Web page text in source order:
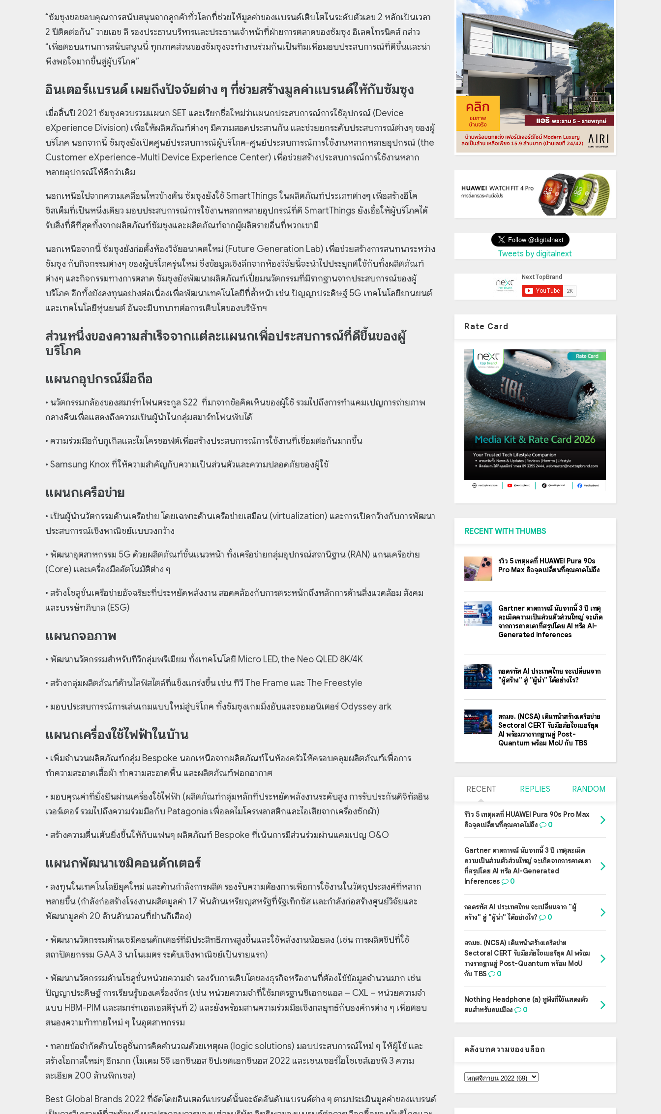
“ซัมซุงขอขอบคุณการสนับสนุนจากลูกค้าทั่วโลกที่ช่วยให้มูลค่าของแบรนด์เติบโตในระดับตัวเลข 2 หลักเป็นเวลา
2 ปีติดต่อกัน” วายเอช ลี รองประธานบริหารและประธานเจ้าหน้าที่ฝ่ายการตลาดของซัมซุง อิเลคโทรนิคส์ กล่าว
“เพื่อตอบแทนการสนับสนุนนี้ ทุกภาคส่วนของซัมซุงจะทำงานร่วมกันเป็นทีมเพื่อมอบประสบการณ์ที่ดีขึ้นและน่า
พึงพอใจมากขึ้นสู่ผู้บริโภค”
อินเตอร์แบรนด์ เผยถึงปัจจัยต่าง ๆ ที่ช่วยสร้างมูลค่าแบรนด์ให้กับซัมซุง
เมื่อสิ้นปี 2021 ซัมซุงควบรวมแผนก SET และเรียกชื่อใหม่ว่าแผนกประสบการณ์การใช้อุปกรณ์ (Device
eXperience Division) เพื่อให้ผลิตภัณฑ์ต่างๆ มีความสอดประสานกัน และช่วยยกระดับประสบการณ์ต่างๆ ของผู้
บริโภค นอกจากนี้ ซัมซุงยังเปิดศูนย์ประสบการณ์ผู้บริโภค-ศูนย์ประสบการณ์การใช้งานหลากหลายอุปกรณ์ (the
Customer eXperience-Multi Device Experience Center) เพื่อช่วยสร้างประสบการณ์การใช้งานหลาก
หลายอุปกรณ์ให้ดีกว่าเดิม
นอกเหนือไปจากความเคลื่อนไหวข้างต้น ซัมซุงยังใช้ SmartThings ในผลิตภัณฑ์ประเภทต่างๆ เพื่อสร้างอีโค
ซิสเต็มที่เป็นหนึ่งเดียว มอบประสบการณ์การใช้งานหลากหลายอุปกรณ์ที่ดี SmartThings ยังเอื้อให้ผู้บริโภคได้
รับสิ่งที่ดีที่สุดทั้งจากผลิตภัณฑ์ซัมซุงและผลิตภัณฑ์จากผู้ผลิตรายอื่นที่พวกเขามี
นอกเหนือจากนี้ ซัมซุงยังก่อตั้งห้องวิจัยอนาคตใหม่ (Future Generation Lab) เพื่อช่วยสร้างการสนทนาระหว่าง
ซัมซุง กับกิจกรรมต่างๆ ของผู้บริโภครุ่นใหม่ ซึ่งข้อมูลเชิงลึกจากห้องวิจัยนี้จะนำไปประยุกต์ใช้กับทั้งผลิตภัณฑ์
ต่างๆ และกิจกรรมทางการตลาด ซัมซุงยังพัฒนาผลิตภัณฑ์เปี่ยมนวัตกรรมที่มีรากฐานจากประสบการณ์ของผู้
บริโภค อีกทั้งยังลงทุนอย่างต่อเนื่องเพื่อพัฒนาเทคโนโลยีที่ล้ำหน้า เช่น ปัญญาประดิษฐ์ 5G เทคโนโลยียานยนต์
และเทคโนโลยีหุ่นยนต์ อันจะมีบทบาทต่อการเติบโตของบริษัทฯ
ส่วนหนึ่งของความสำเร็จจากแต่ละแผนกเพื่อประสบการณ์ที่ดีขึ้นของผู้
บริโภค
แผนกอุปกรณ์มือถือ
• นวัตกรรมกล้องของสมาร์ทโฟนตระกูล S22 ที่มาจากข้อคิดเห็นของผู้ใช้ รวมไปถึงการทำแคมเปญการถ่ายภาพ
กลางคืนเพื่อแสดงถึงความเป็นผู้นำในกลุ่มสมาร์ทโฟนพับได้
• ความร่วมมือกับกูเกิลและไมโครซอฟต์เพื่อสร้างประสบการณ์การใช้งานที่เชื่อมต่อกันมากขึ้น
• Samsung Knox ที่ให้ความสำคัญกับความเป็นส่วนตัวและความปลอดภัยของผู้ใช้
แผนกเครือข่าย
• เป็นผู้นำนวัตกรรมด้านเครือข่าย โดยเฉพาะด้านเครือข่ายเสมือน (virtualization) และการเปิดกว้างกับการพัฒนา
ประสบการณ์เชิงพาณิชย์แบบวงกว้าง
• พัฒนาอุตสาหกรรม 5G ด้วยผลิตภัณฑ์ชั้นแนวหน้า ทั้งเครือข่ายกลุ่มอุปกรณ์สถานีฐาน (RAN) แกนเครือข่าย
(Core) และเครื่องมืออัตโนมัติต่าง ๆ
• สร้างโซลูชั่นเครือข่ายอัจฉริยะที่ประหยัดพลังงาน สอดคล้องกับการตระหนักถึงหลักการด้านสิ่งแวดล้อม สังคม
และบรรษัทภิบาล (ESG)
แผนกจอภาพ
• พัฒนานวัตกรรมสำหรับทีวีกลุ่มพรีเมียม ทั้งเทคโนโลยี Micro LED, the Neo QLED 8K/4K
• สร้างกลุ่มผลิตภัณฑ์ด้านไลฟ์สไตล์ที่แข็งแกร่งขึ้น เช่น ทีวี The Frame และ The Freestyle
• มอบประสบการณ์การเล่นเกมแบบใหม่สู่บริโภค ทั้งซัมซุงเกมมิ่งฮับและจอมอนิเตอร์ Odyssey ark
แผนกเครื่องใช้ไฟฟ้าในบ้าน
• เพิ่มจำนวนผลิตภัณฑ์กลุ่ม Bespoke นอกเหนือจากผลิตภัณฑ์ในห้องครัวให้ครอบคลุมผลิตภัณฑ์เพื่อการ
ทำความสะอาดเสื้อผ้า ทำความสะอาดพื้น และผลิตภัณฑ์ฟอกอากาศ
• มอบคุณค่าที่ยั่งยืนผ่านเครื่องใช้ไฟฟ้า (ผลิตภัณฑ์กลุ่มหลักที่ประหยัดพลังงานระดับสูง การรับประกันดิจิทัลอิน
เวอร์เตอร์ รวมไปถึงความร่วมมือกับ Patagonia เพื่อลดไมโครพลาสติกและไอเสียจากเครื่องซักผ้า)
• สร้างความตื่นเต้นยิ่งขึ้นให้กับแฟนๆ ผลิตภัณฑ์ Bespoke ที่เน้นการมีส่วนร่วมผ่านแคมเปญ O&O
แผนกพัฒนาเซมิคอนดักเตอร์
• ลงทุนในเทคโนโลยียุคใหม่ และด้านกำลังการผลิต รองรับความต้องการเพื่อการใช้งานในวัตถุประสงค์ที่หลาก
หลายขึ้น (กำลังก่อสร้างโรงงานผลิตมูลค่า 17 พันล้านเหรียญสหรัฐที่รัฐเท็กซัส และกำลังก่อสร้างศูนย์วิจัยและ
พัฒนามูลค่า 20 ล้านล้านวอนที่ย่านกีเฮือง)
• พัฒนานวัตกรรมด้านเซมิคอนดักเตอร์ที่มีประสิทธิภาพสูงขึ้นและใช้พลังงานน้อยลง (เช่น การผลิตชิปที่ใช้
สถาปัตยกรรม GAA 3 นาโนเมตร ระดับเชิงพาณิชย์เป็นรายแรก)
• พัฒนานวัตกรรมด้านโซลูชั่นหน่วยความจำ รองรับการเติบโตของธุรกิจหรืองานที่ต้องใช้ข้อมูลจำนวนมาก เช่น
ปัญญาประดิษฐ์ การเรียนรู้ของเครื่องจักร (เช่น หน่วยความจำที่ใช้มาตรฐานซีเอกซแอล – CXL – หน่วยความจำ
แบบ HBM-PIM และสมาร์ทเอสเอสดีรุ่นที่ 2) และยังพร้อมสานความร่วมมือเชิงกลยุทธ์กับองค์กรต่าง ๆ เพี่อตอบ
สนองความท้าทายใหม่ ๆ ในอุตสาหกรรม
• ทลายข้อจำกัดด้านโซลูชั่นการคิดคำนวณด้วยเหตุผล (logic solutions) มอบประสบการณ์ใหม่ ๆ ให้ผู้ใช้ และ
สร้างโอกาสใหม่ๆ อีกมาก (โมเดม 5จี เอกซีนอส ชิปเซตเอกซีนอส 2022 และเซนเซอร์ไอโซเซล์เอชพี 3 ความ
ละเอียด 200 ล้านพิกเซล)
Best Global Brands 2022 ที่จัดโดยอินเตอร์แบรนด์นั้นจะจัดอันดับแบรนด์ต่าง ๆ ตามประเมินมูลค่าของแบรนด์
Tweets by digitalnext
Rate Card
RECENT WITH THUMBS
รีวิว 5 เหตุผลที่ HUAWEI Pura 90s
Pro Max คือจุดเปลี่ยนที่คุณคาดไม่ถึง
Gartner คาดการณ์ นับจากนี้ 3 ปี เหตุ
ละเมิดความเป็นส่วนตัวส่วนใหญ่ จะเกิด
จากการคาดเดาที่สรุปโดย AI หรือ AI-
Generated Inferences
ถอดรหัส AI ประเทศไทย จะเปลี่ยนจาก
"ผู้สร้าง" สู่ "ผู้นำ" ได้อย่างไร?
สกมช. (NCSA) เดินหน้าสร้างเครือข่าย
Sectoral CERT รับมือภัยไซเบอร์ยุค
AI พร้อมวางรากฐานสู่ Post-
Quantum พร้อม MoU กับ TBS
RECENT REPLIES RANDOM
รีวิว 5 เหตุผลที่ HUAWEI Pura 90s Pro Max
คือจุดเปลี่ยนที่คุณคาดไม่ถึง
0
Gartner คาดการณ์ นับจากนี้ 3 ปี เหตุละเมิด
ความเป็นส่วนตัวส่วนใหญ่ จะเกิดจากการคาดเดา
ที่สรุปโดย AI หรือ AI-Generated
Inferences
0
ถอดรหัส AI ประเทศไทย จะเปลี่ยนจาก "ผู้
สร้าง" สู่ "ผู้นำ" ได้อย่างไร?
0
สกมช. (NCSA) เดินหน้าสร้างเครือข่าย
Sectoral CERT รับมือภัยไซเบอร์ยุค AI พร้อม
วางรากฐานสู่ Post-Quantum พร้อม MoU
กับ TBS
0
Nothing Headphone (a) หูฟังที่ใช้แสดงตัว
ตนสำหรับคนเมือง
0
คลังบทความของบล็อก